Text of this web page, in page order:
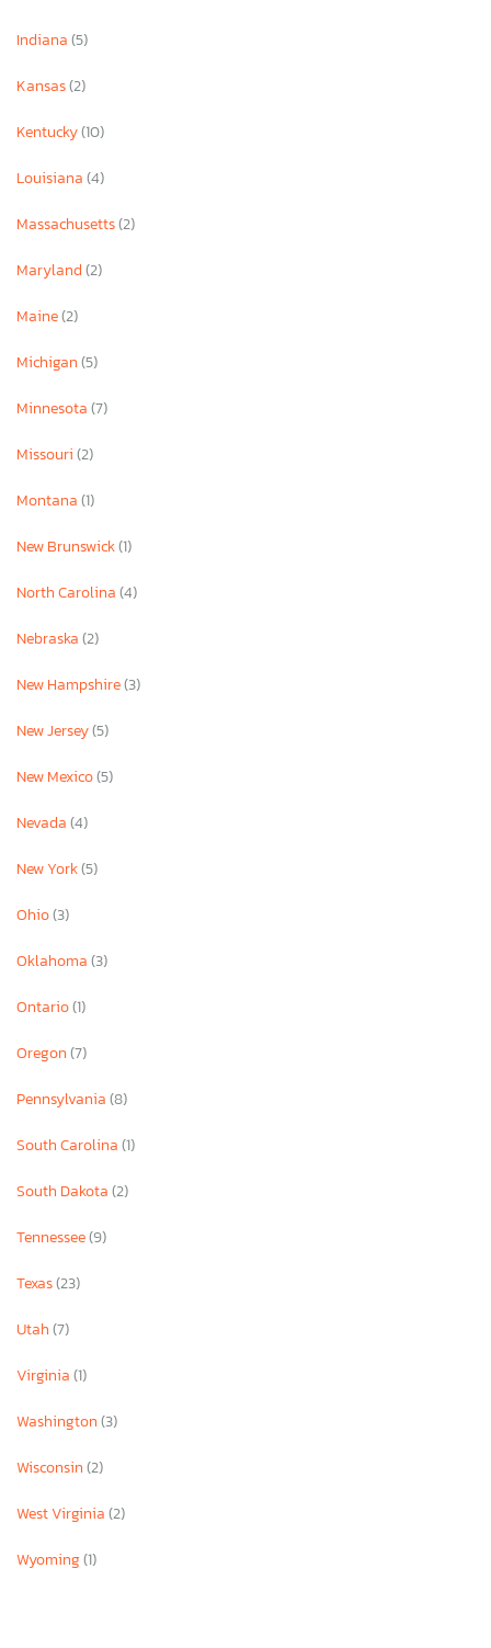
Indiana(5)
Kansas(2)
Kentucky(10)
Louisiana(4)
Massachusetts(2)
Maryland(2)
Maine(2)
Michigan(5)
Minnesota(7)
Missouri(2)
Montana(1)
New Brunswick(1)
North Carolina(4)
Nebraska(2)
New Hampshire(3)
New Jersey(5)
New Mexico(5)
Nevada(4)
New York(5)
Ohio(3)
Oklahoma(3)
Ontario(1)
Oregon(7)
Pennsylvania(8)
South Carolina(1)
South Dakota(2)
Tennessee(9)
Texas(23)
Utah(7)
Virginia(1)
Washington(3)
Wisconsin(2)
West Virginia(2)
Wyoming(1)